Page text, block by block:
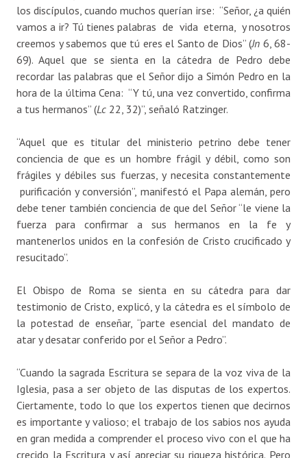
los discípulos, cuando muchos querían irse: “Señor, ¿a quién
vamos a ir? Tú tienes palabras de vida eterna, y nosotros
creemos y sabemos que tú eres el Santo de Dios” (Jn 6, 68-
69). Aquel que se sienta en la cátedra de Pedro debe
recordar las palabras que el Señor dijo a Simón Pedro en la
hora de la última Cena: “Y tú, una vez convertido, confirma
a tus hermanos” (Lc 22, 32)”, señaló Ratzinger.
“Aquel que es titular del ministerio petrino debe tener
conciencia de que es un hombre frágil y débil, como son
frágiles y débiles sus fuerzas, y necesita constantemente
purificación y conversión”, manifestó el Papa alemán, pero
debe tener también conciencia de que del Señor “le viene la
fuerza para confirmar a sus hermanos en la fe y
mantenerlos unidos en la confesión de Cristo crucificado y
resucitado”.
El Obispo de Roma se sienta en su cátedra para dar
testimonio de Cristo, explicó, y la cátedra es el símbolo de
la potestad de enseñar, “parte esencial del mandato de
atar y desatar conferido por el Señor a Pedro”.
“Cuando la sagrada Escritura se separa de la voz viva de la
Iglesia, pasa a ser objeto de las disputas de los expertos.
Ciertamente, todo lo que los expertos tienen que decirnos
es importante y valioso; el trabajo de los sabios nos ayuda
en gran medida a comprender el proceso vivo con el que ha
crecido la Escritura y así apreciar su riqueza histórica. Pero